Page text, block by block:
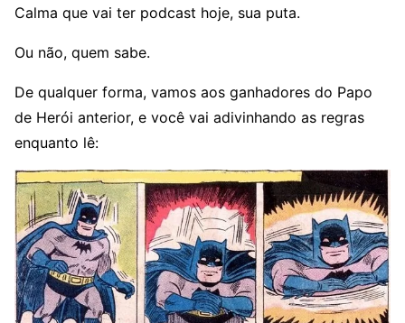
Calma que vai ter podcast hoje, sua puta.
Ou não, quem sabe.
De qualquer forma, vamos aos ganhadores do Papo
de Herói anterior, e você vai adivinhando as regras
enquanto lê: